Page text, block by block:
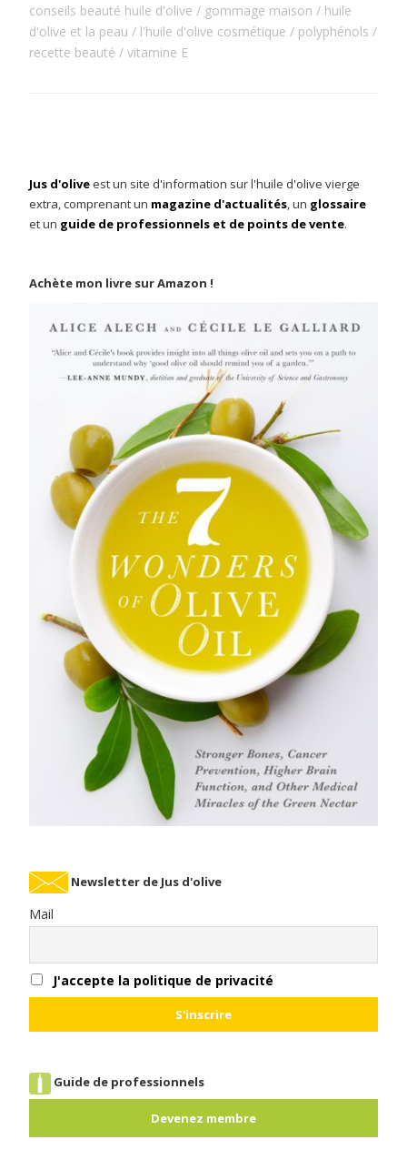
conseils beauté huile d'olive
gommage maison
huile
d'olive et la peau
l'huile d'olive cosmétique
polyphénols
recette beauté
vitamine E
Jus d'oliveest un site d'information sur l'huile d'olive vierge
extra, comprenant un magazine d'actualités, un glossaire
et un guide de professionnels et de points de vente.
Achète mon livre sur Amazon !
Newsletter de Jus d'olive
Mail
J'accepte la politique de privacité
Guide de professionnels
Devenez membre